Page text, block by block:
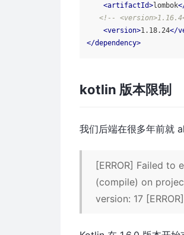
<artifactId>lombok
<!--
<version>1.18.24</
</dependency>
kotlin 版本限制
我们后端在很多年前就
[ERROR] Failed to
(compile) on
version: 17